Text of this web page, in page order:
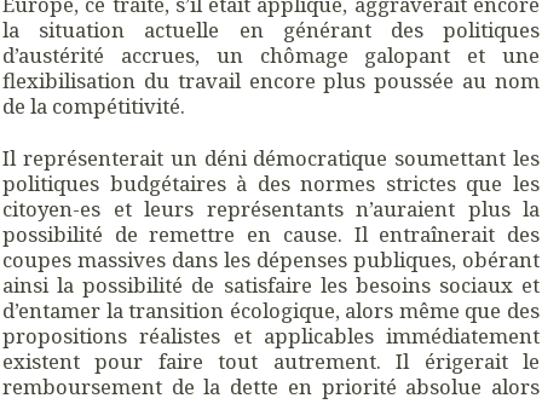
la situation actuelle en générant des politiques
d’austérité accrues, un chômage galopant et une
flexibilisation du travail encore plus poussée au nom
de la compétitivité.
Il représenterait un déni démocratique soumettant les
politiques budgétaires à des normes strictes que les
citoyen-es et leurs représentants n’auraient plus la
possibilité de remettre en cause. Il entraînerait des
coupes massives dans les dépenses publiques, obérant
ainsi la possibilité de satisfaire les besoins sociaux et
d’entamer la transition écologique, alors même que des
propositions réalistes et applicables immédiatement
existent pour faire tout autrement. Il érigerait le
remboursement de la dette en priorité absolue alors